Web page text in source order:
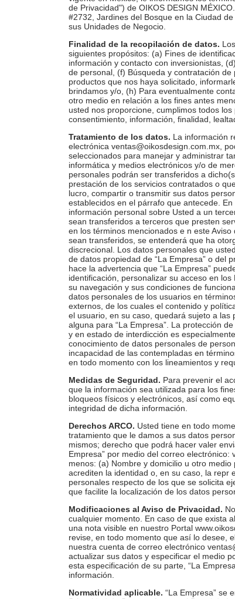
de Privacidad") de OIKOS DESIGN
#2732, Jardines del Bosque en la Ciudad
sus Unidades de Negocio.
Finalidad de la recopilación de datos.
siguientes propósitos: (a) Fines de
información y contacto con inversionistas,
de personal, (f) Búsqueda y contratación
productos que nos haya solicitado,
brindamos y/o, (h) Para eventualmente
otro medio en relación a los fines antes
usted nos proporcione, cumplimos todos
consentimiento, información, finalidad,
Tratamiento de los datos. La información
electrónica ventas@oikosdesign.com.mx ,
seleccionados para manejar y administrar
informática y medios electrónicos y/o de
personales podrán ser transferidos a
prestación de los servicios contratados o
lucro, compartir o transmitir sus datos
establecidos en el párrafo que antecede.
información personal sobre Usted a un
sean transferidos a terceros que presten
en los términos mencionados e n este
sean transferidos, se entenderá que ha
discrecional. Los datos personales que
de datos propiedad de “La Empresa” o del
hace la advertencia que “La Empresa”
identificación, personalizar su acceso en
su navegación y sus condiciones de
datos personales de los usuarios en
externos, de los cuales el contenido y
el usuario, en su caso, quedará sujeto a
alguna para “La Empresa”. La protección
y en estado de interdicción es
conocimiento de datos personales de
incapacidad de las contempladas en
en todo momento con los lineamientos y
Medidas de Seguridad. Para prevenir el
que la información sea utilizada para los
bloqueos físicos y electrónicos, así como
integridad de dicha información.
Derechos ARCO. Usted tiene en todo
tratamiento que le damos a sus datos
mismos; derecho que podrá hacer valer
Empresa” por medio del correo electrónico:
menos: (a) Nombre y domicilio u otro
acrediten la identidad o, en su caso, la repr
personales respecto de los que se solicita
que facilite la localización de los datos
Modificaciones al Aviso de Privacidad.
cualquier momento. En caso de que exista
una nota visible en nuestro Portal
revise, en todo momento que así lo desee,
nuestra cuenta de correo electrónico
actualizar sus datos y especificar el medio
esta especificación de su parte, “La
información.
Normatividad aplicable. “La Empresa” se